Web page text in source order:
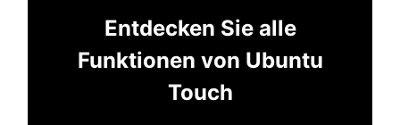
Entdecken Sie alle
Funktionen von Ubuntu
Touch